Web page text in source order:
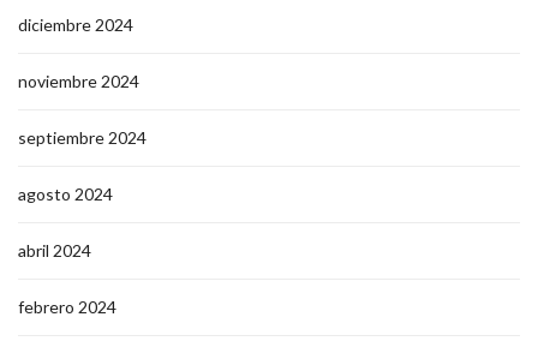
diciembre 2024
noviembre 2024
septiembre 2024
agosto 2024
abril 2024
febrero 2024